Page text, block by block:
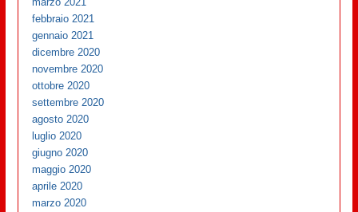
febbraio 2021
gennaio 2021
dicembre 2020
novembre 2020
ottobre 2020
settembre 2020
agosto 2020
luglio 2020
giugno 2020
maggio 2020
aprile 2020
marzo 2020